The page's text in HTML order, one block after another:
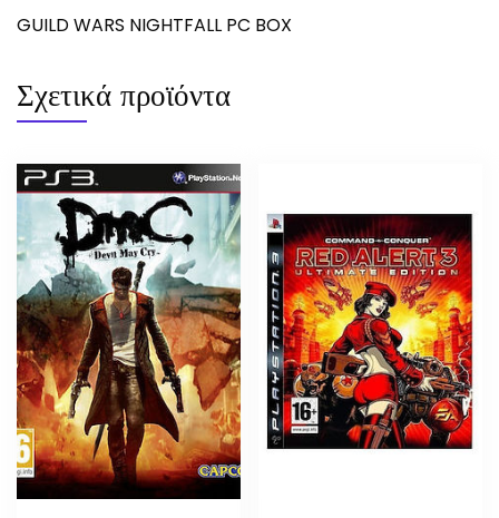
GUILD WARS NIGHTFALL PC BOX
Σχετικά προϊόντα